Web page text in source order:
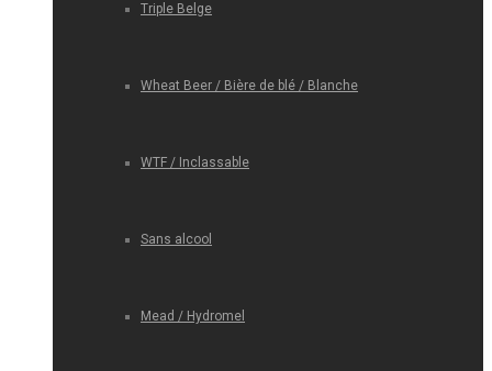
Triple Belge
Wheat Beer / Bière de blé / Blanche
WTF / Inclassable
Sans alcool
Mead / Hydromel